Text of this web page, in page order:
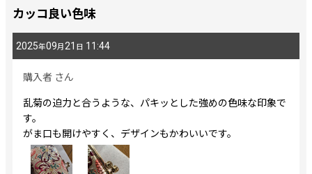
期間:
画像:
星の数
並び順 :
カッコ良い色味
2025年09月 21 日 11:44
購入者 さん
乱菊の迫力と合うような、パキッとした強めの色味な印象で
す。
がま口も開けやすく、デザインもかわいいです。